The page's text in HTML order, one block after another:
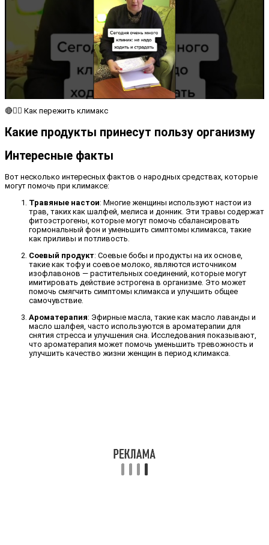
🔴​🙆‍♀️​ Как пережить климакс
Какие продукты принесут пользу организму
Интересные факты
Вот несколько интересных фактов о народных средствах, которые
могут помочь при климаксе:
Травяные настои: Многие женщины используют настои из
трав, таких как шалфей, мелиса и донник. Эти травы содержат
фитоэстрогены, которые могут помочь сбалансировать
гормональный фон и уменьшить симптомы климакса, такие
как приливы и потливость.
Соевый продукт: Соевые бобы и продукты на их основе,
такие как тофу и соевое молоко, являются источником
изофлавонов — растительных соединений, которые могут
имитировать действие эстрогена в организме. Это может
помочь смягчить симптомы климакса и улучшить общее
самочувствие.
Ароматерапия: Эфирные масла, такие как масло лаванды и
масло шалфея, часто используются в ароматерапии для
снятия стресса и улучшения сна. Исследования показывают,
что ароматерапия может помочь уменьшить тревожность и
улучшить качество жизни женщин в период климакса.